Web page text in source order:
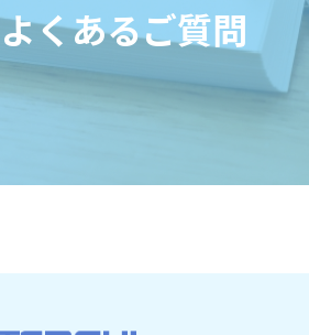
よくあるご質問